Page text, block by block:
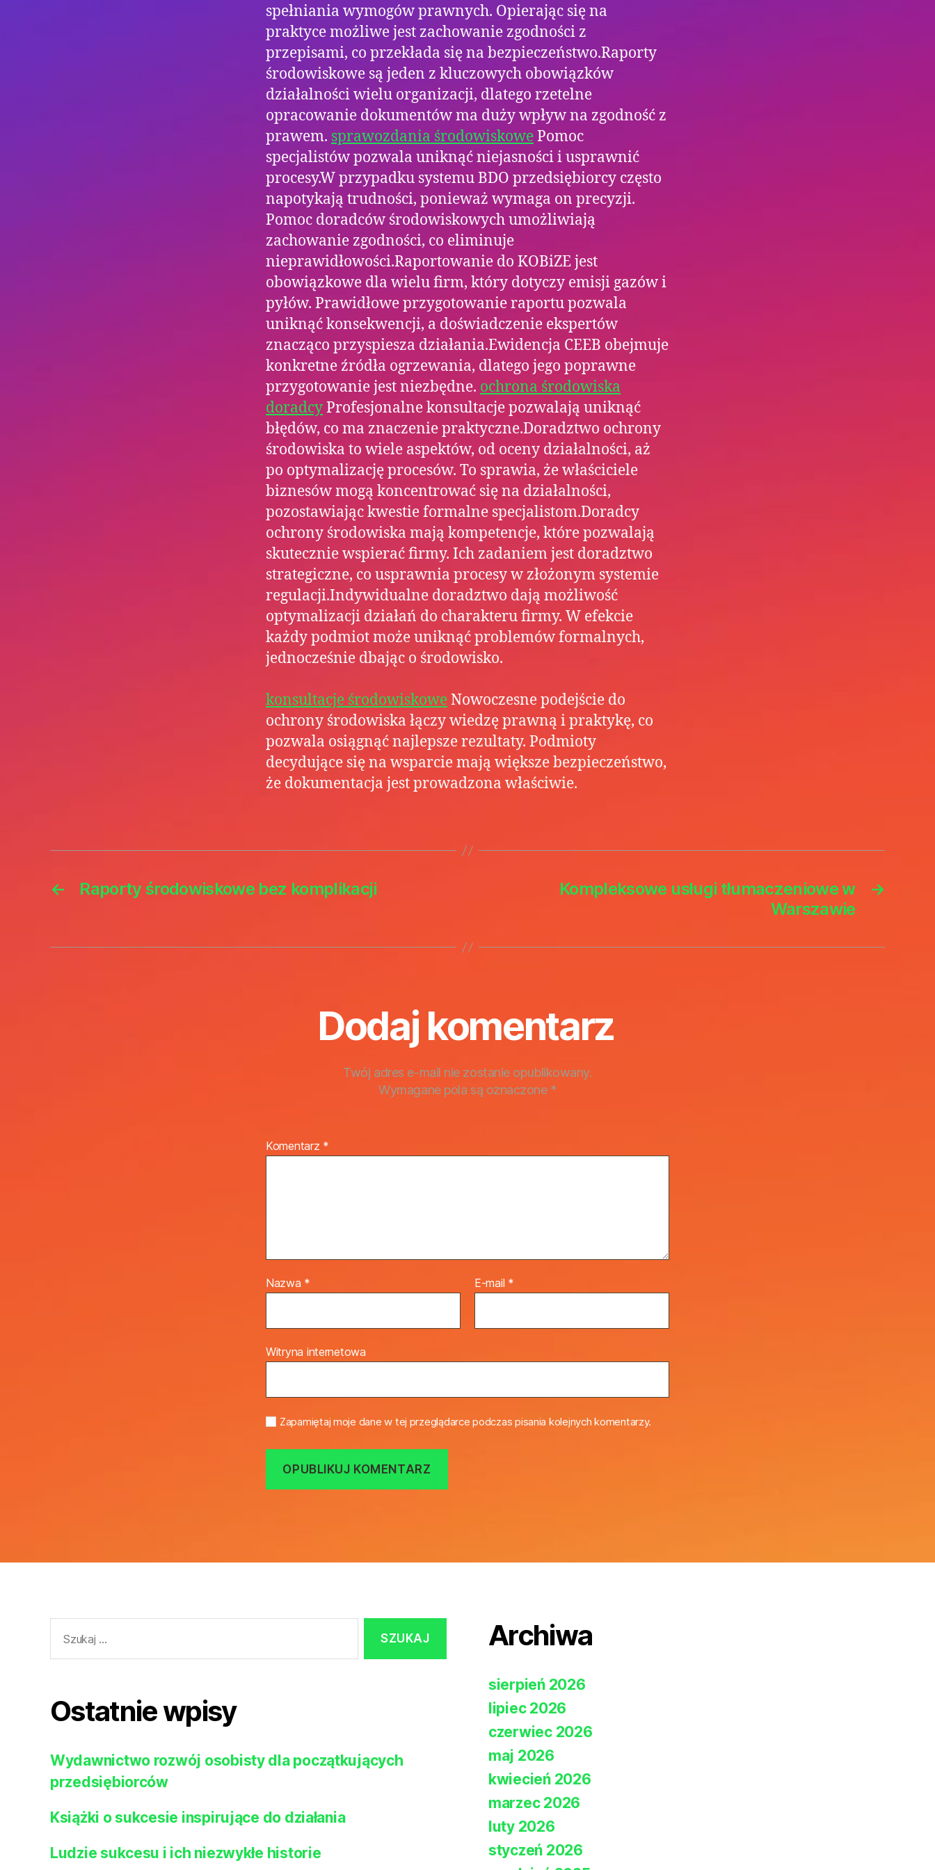
spełniania wymogów prawnych. Opierając się na
praktyce możliwe jest zachowanie zgodności z
przepisami, co przekłada się na bezpieczeństwo.Raporty
środowiskowe są jeden z kluczowych obowiązków
działalności wielu organizacji, dlatego rzetelne
opracowanie dokumentów ma duży wpływ na zgodność z
prawem. sprawozdania środowiskowePomoc
specjalistów pozwala uniknąć niejasności i usprawnić
procesy.W przypadku systemu BDO przedsiębiorcy często
napotykają trudności, ponieważ wymaga on precyzji.
Pomoc doradców środowiskowych umożliwiają
zachowanie zgodności, co eliminuje
nieprawidłowości.Raportowanie do KOBiZE jest
obowiązkowe dla wielu firm, który dotyczy emisji gazów i
pyłów. Prawidłowe przygotowanie raportu pozwala
uniknąć konsekwencji, a doświadczenie ekspertów
znacząco przyspiesza działania.Ewidencja CEEB obejmuje
konkretne źródła ogrzewania, dlatego jego poprawne
przygotowanie jest niezbędne. ochrona środowiska
doradcyProfesjonalne konsultacje pozwalają uniknąć
błędów, co ma znaczenie praktyczne.Doradztwo ochrony
środowiska to wiele aspektów, od oceny działalności, aż
po optymalizację procesów. To sprawia, że właściciele
biznesów mogą koncentrować się na działalności,
pozostawiając kwestie formalne specjalistom.Doradcy
ochrony środowiska mają kompetencje, które pozwalają
skutecznie wspierać firmy. Ich zadaniem jest doradztwo
strategiczne, co usprawnia procesy w złożonym systemie
regulacji.Indywidualne doradztwo dają możliwość
optymalizacji działań do charakteru firmy. W efekcie
każdy podmiot może uniknąć problemów formalnych,
jednocześnie dbając o środowisko.
konsultacje środowiskoweNowoczesne podejście do
ochrony środowiska łączy wiedzę prawną i praktykę, co
pozwala osiągnąć najlepsze rezultaty. Podmioty
decydujące się na wsparcie mają większe bezpieczeństwo,
że dokumentacja jest prowadzona właściwie.
← Raporty środowiskowe bez komplikacji →
Kompleksowe usługi tłumaczeniowe w
Warszawie
Dodaj komentarz
Twój adres e-mail nie zostanie opublikowany.
Wymagane pola są oznaczone *
Komentarz *
Nazwa * E-mail *
Witryna internetowa
Zapamiętaj moje dane w tej przeglądarce podczas pisania kolejnych komentarzy.
Ostatnie wpisy
Wydawnictwo rozwój osobisty dla początkujących
przedsiębiorców
Książki o sukcesie inspirujące do działania
Ludzie sukcesu i ich niezwykłe historie
Archiwa
sierpień 2026
lipiec 2026
czerwiec 2026
maj 2026
kwiecień 2026
marzec 2026
luty 2026
styczeń 2026